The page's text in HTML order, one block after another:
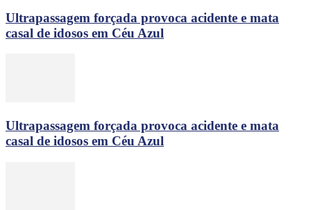
Ultrapassagem forçada provoca acidente e mata
casal de idosos em Céu Azul
Ultrapassagem forçada provoca acidente e mata
casal de idosos em Céu Azul